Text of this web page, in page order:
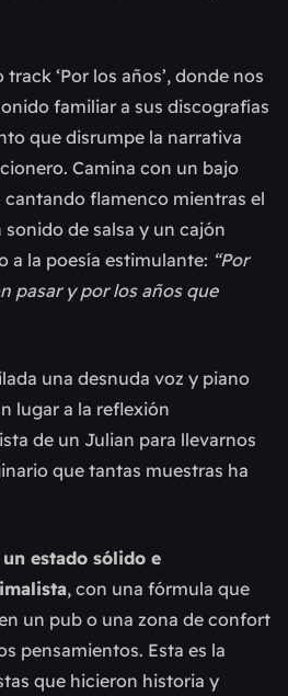
‘Por los años’, donde nos
familiar a sus discografías
que disrumpe la narrativa
Camina con un bajo
cantando flamenco mientras el
de salsa y un cajón
a la poesía estimulante: “Por
pasar y por los años que
una desnuda voz y piano
lugar a la reflexión
de un Julian para llevarnos
que tantas muestras ha
estado sólido e
, con una fórmula que
un pub o una zona de confort
pensamientos. Esta es la
que hicieron historia y